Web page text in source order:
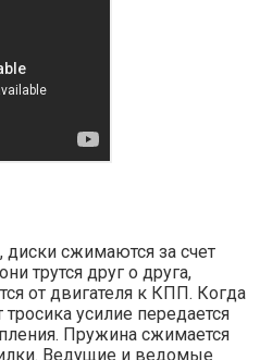
диски сжимаются за счет
трутся друг о друга,
от двигателя к КПП. Когда
усилие передается
Пружина сжимается
Ведущие и ведомые